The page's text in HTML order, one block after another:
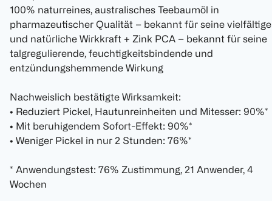
100% naturreines, australisches Teebaumöl in
pharmazeutischer Qualität – bekannt für seine vielfältige
und natürliche Wirkkraft + Zink PCA – bekannt für seine
talgregulierende, feuchtigkeitsbindende und
entzündungshemmende Wirkung
Nachweislich bestätigte Wirksamkeit:
• Reduziert Pickel, Hautunreinheiten und Mitesser: 90%*
• Mit beruhigendem Sofort-Effekt: 90%*
• Weniger Pickel in nur 2 Stunden: 76%*
* Anwendungstest: 76% Zustimmung, 21 Anwender, 4
Wochen